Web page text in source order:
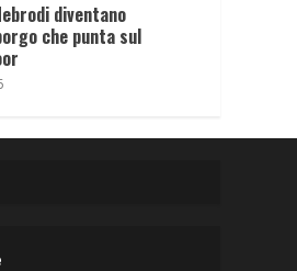
diventano
che punta sul